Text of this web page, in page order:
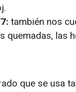
también nos
quemadas, las
que se usa